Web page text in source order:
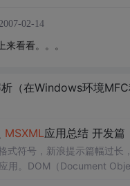
02-14
来看看。。。
（在Windows环境MFC
MSXML应用总结 开发篇
用。DOM（Document